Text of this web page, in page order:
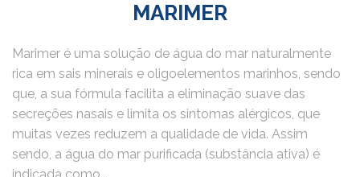
MARIMER
Marimer é uma solução de água do mar naturalmente
rica em sais minerais e oligoelementos marinhos, sendo
que, a sua fórmula facilita a eliminação suave das
secreções nasais e limita os sintomas alérgicos, que
muitas vezes reduzem a qualidade de vida. Assim
sendo, a água do mar purificada (substância ativa) é